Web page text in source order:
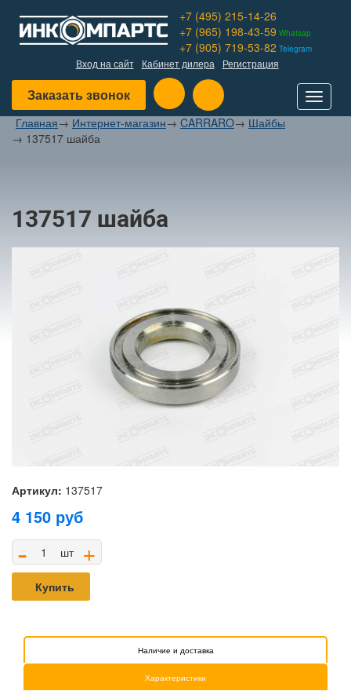
+7 (495) 215-14-26
+7 (965) 198-43-59 Whatsap
+7 (905) 719-53-82 Telegram
Вход на сайт Кабинет дилера Регистрация
Заказать звонок
Toggle
Главная→ Интернет-магазин→ CARRARO→ Шайбы
→ 137517 шайба
137517 шайба
Артикул: 137517
4 150 руб
- шт +
Купить
Наличие и доставка
Характеристики